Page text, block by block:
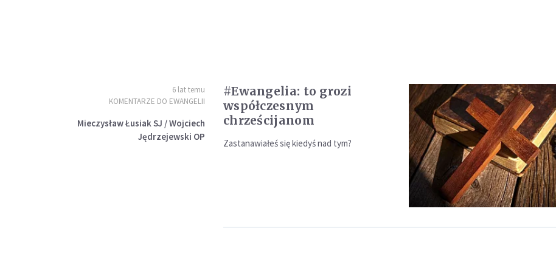
6 lat temu
KOMENTARZE DO EWANGELII
Mieczysław Łusiak SJ / Wojciech
Jędrzejewski OP
#Ewangelia: to grozi
współczesnym
chrześcijanom
Zastanawiałeś się kiedyś nad tym?